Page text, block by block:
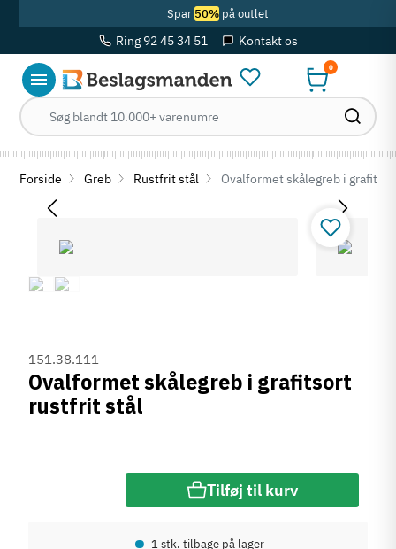
Spar 50%på outlet
Ring 92 45 34 51 Kontakt os
0
Forside Greb Rustfrit stål Ovalformet skålegreb i
151.38.111
Ovalformet skålegreb i grafitsort
rustfrit stål
Tilføj til kurv
1 stk. tilbage på lager